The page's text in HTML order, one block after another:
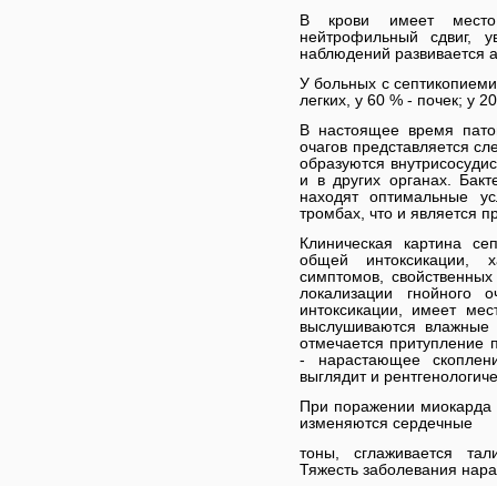
В крови имеет место
нейтрофильный
наблюдений развивается
У больных с
легких, у 60 % - почек; у
В настоящее время
очагов представляется
образуются
и в других органах.
находят оптимальные
тромбах, что и является
Клиническая картина
общей интоксикации,
симптомов,
локализации
интоксикации, имеет
выслушиваются влажные
отмечается притупление
- нарастающее
выглядит и
При поражении
изменяются сердечные
тоны, сглаживается
Тяжесть заболевания